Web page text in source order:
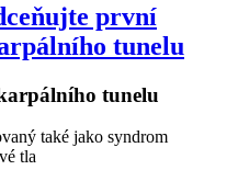
první
tunelu
tunelu
také jako syndrom
tla